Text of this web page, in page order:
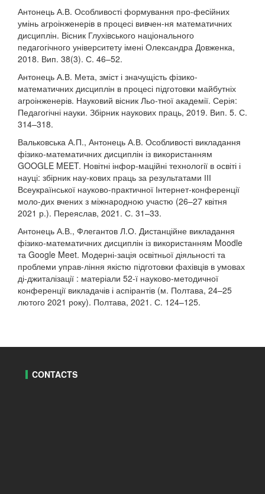
Антонець А.В. Особливості формування про-феcійних
умінь агроінженерів в процесі вивчен-ня математичних
дисциплін. Вісник Глухівського національного
педагогічного університету імені Олександра Довженка,
2018. Вип. 38(3). С. 46–52.
Антонець А.В. Мета, зміст і значущість фізико-
математичних дисциплін в процесі підготовки майбутніх
агроінженерів. Науковий вісник Льо-тної академії. Серія:
Педагогічні науки. Збірник наукових праць, 2019. Вип. 5. С.
314–318.
Вальковська А.П., Антонець А.В. Особливості викладання
фізико-математичних дисциплін із використанням
GOOGLE MEET. Новітні інфор-маційні технології в освіті і
науці: збірник нау-кових праць за результатами ІІІ
Всеукраїнської науково-практичної Інтернет-конференції
моло-дих вчених з міжнародною участю (26–27 квітня
2021 р.). Переяслав, 2021. С. 31–33.
Антонець А.В., Флегантов Л.О. Дистанційне викладання
фізико-математичних дисциплін із використанням Moodle
та Google Meet. Модерні-зація освітньої діяльності та
проблеми управ-ління якістю підготовки фахівців в умовах
ді-джиталізації : матеріали 52-ї науково-методичної
конференції викладачів і аспірантів (м. Полтава, 24–25
лютого 2021 року). Полтава, 2021. С. 124–125.
CONTACTS